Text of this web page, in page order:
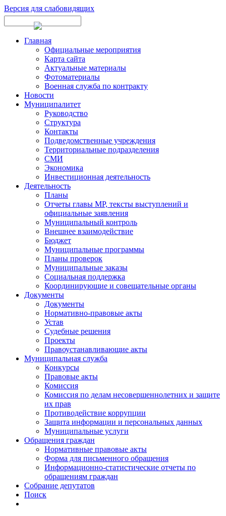
Версия для слабовидящих
Главная
Официальные мероприятия
Карта сайта
Актуальные материалы
Фотоматериалы
Военная служба по контракту
Новости
Муниципалитет
Руководство
Структура
Контакты
Подведомственные учреждения
Территориальные подразделения
СМИ
Экономика
Инвестиционная деятельность
Деятельность
Планы
Отчеты главы МР, тексты выступлений и
официальные заявления
Муниципальный контроль
Внешнее взаимодействие
Бюджет
Муниципальные программы
Планы проверок
Муниципальные заказы
Социальная поддержка
Координирующие и совещательные органы
Документы
Документы
Нормативно-правовые акты
Устав
Судебные решения
Проекты
Правоустанавливающие акты
Муниципальная служба
Конкурсы
Правовые акты
Комиссия
Комиссия по делам несовершеннолетних и защите
их прав
Противодействие коррупции
Защита информации и персональных данных
Муниципальные услуги
Обращения граждан
Нормативные правовые акты
Форма для письменного обращения
Информационно-статистические отчеты по
обращениям граждан
Собрание депутатов
Поиск